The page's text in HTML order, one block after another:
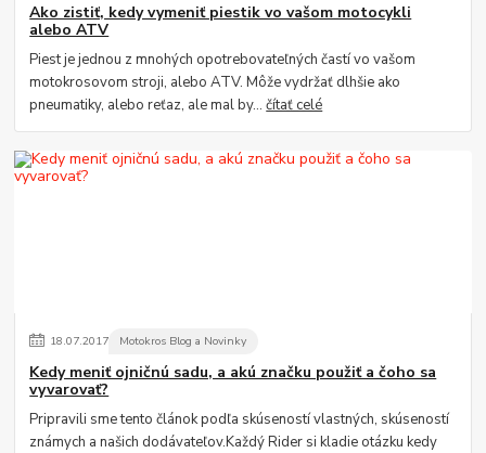
Ako zistiť, kedy vymeniť piestik vo vašom motocykli
alebo ATV
Piest je jednou z mnohých opotrebovateľných častí vo vašom
motokrosovom stroji, alebo ATV. Môže vydržať dlhšie ako
pneumatiky, alebo reťaz, ale mal by...čítať celé
18.07.2017 Motokros Blog a Novinky
Kedy meniť ojničnú sadu, a akú značku použiť a čoho sa
vyvarovať?
Pripravili sme tento článok podľa skúseností vlastných, skúseností
známych a našich dodávateľov.Každý Rider si kladie otázku kedy